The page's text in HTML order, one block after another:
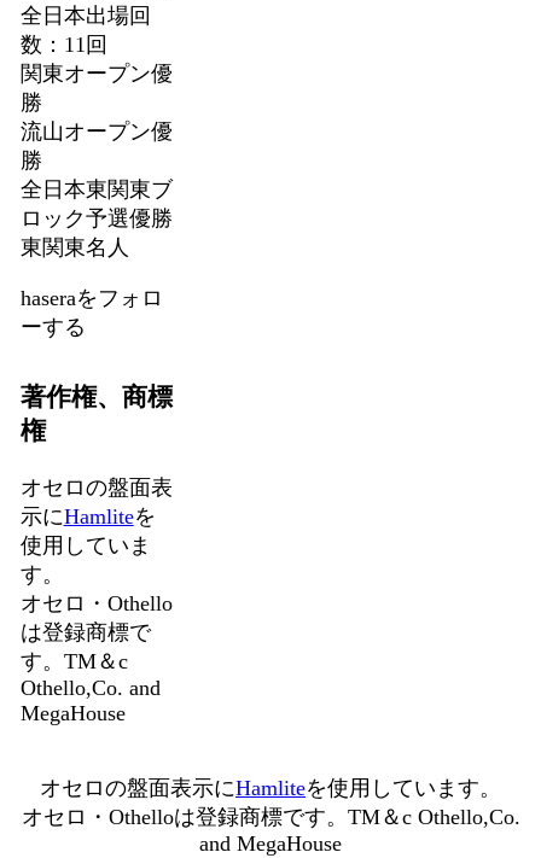
全日本出場回
数：11回
関東オープン優
勝
流山オープン優
勝
全日本東関東ブ
ロック予選優勝
東関東名人
haseraをフォロ
ーする
著作権、商標
権
オセロの盤面表
示にHamliteを
使用していま
す。
オセロ・Othello
は登録商標で
す。TM＆c
Othello,Co. and
MegaHouse
オセロの盤面表示にHamliteを使用しています。
オセロ・Othelloは登録商標です。TM＆c Othello,Co.
and MegaHouse